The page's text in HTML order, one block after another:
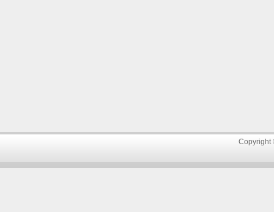
Copyright